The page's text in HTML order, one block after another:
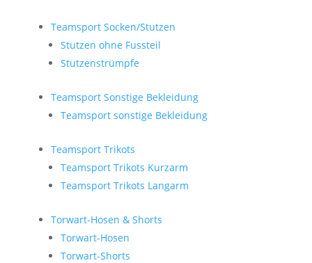
Teamsport Socken/Stutzen
Stutzen ohne Fussteil
Stutzenstrümpfe
Teamsport Sonstige Bekleidung
Teamsport sonstige Bekleidung
Teamsport Trikots
Teamsport Trikots Kurzarm
Teamsport Trikots Langarm
Torwart-Hosen & Shorts
Torwart-Hosen
Torwart-Shorts